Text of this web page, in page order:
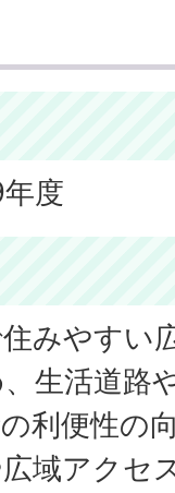
度
みやすい
生活道路
利便性の
域アクセ